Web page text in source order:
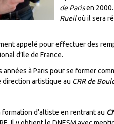
de Parisen 2000.
Rueiloù il sera
appelé pour effectuer des
d’Ile de France.
à Paris pour se former
direction artistique au CRR de
d’altiste en rentrant au